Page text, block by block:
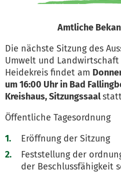
Amtliche
Die nächste Sitzung des
Umwelt und Landwirtschaft
Heidekreis findet am
um 16:00 Uhr in Bad
Kreishaus, Sitzungssaal
Öffentliche Tagesordnung
Eröffnung der Sitzung
Feststellung der
der Beschlussfähigkeit